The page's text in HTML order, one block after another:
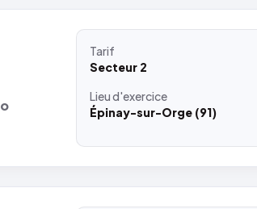
Tarif
Secteur 2
Lieud'exercice
Épinay-sur-Orge (91)